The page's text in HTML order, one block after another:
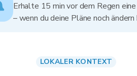
Erhalte 15 min vor dem Regen
– wenn du deine Pläne noch ändern
LOKALER KONTEXT